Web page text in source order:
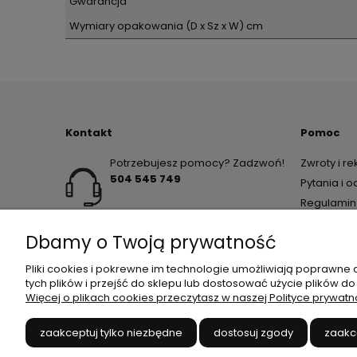
Wymiary opakowania (D x Sz x W) cm
Kontakt
Potrzebujesz pomocy? Zadzwoń!
504 545 749
Pomoc
Zwroty i
Pytania i
Regulamin
Dbamy o Twoją prywatność
Pliki cookies i pokrewne im technologie umożliwiają
tych plików i przejść do sklepu lub dostosować użycie plików
Więcej o plikach cookies przeczytasz w naszej Polityce
zaakceptuj tylko niezbędne dostosuj zgody